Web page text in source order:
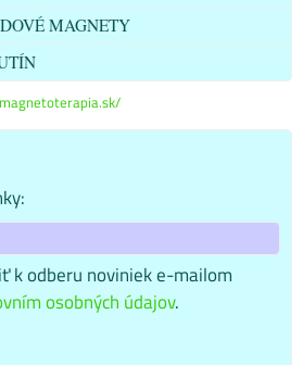
MAGNETY
magnetoterapia.sk/
k odberu noviniek e-mailom
osobných údajov.